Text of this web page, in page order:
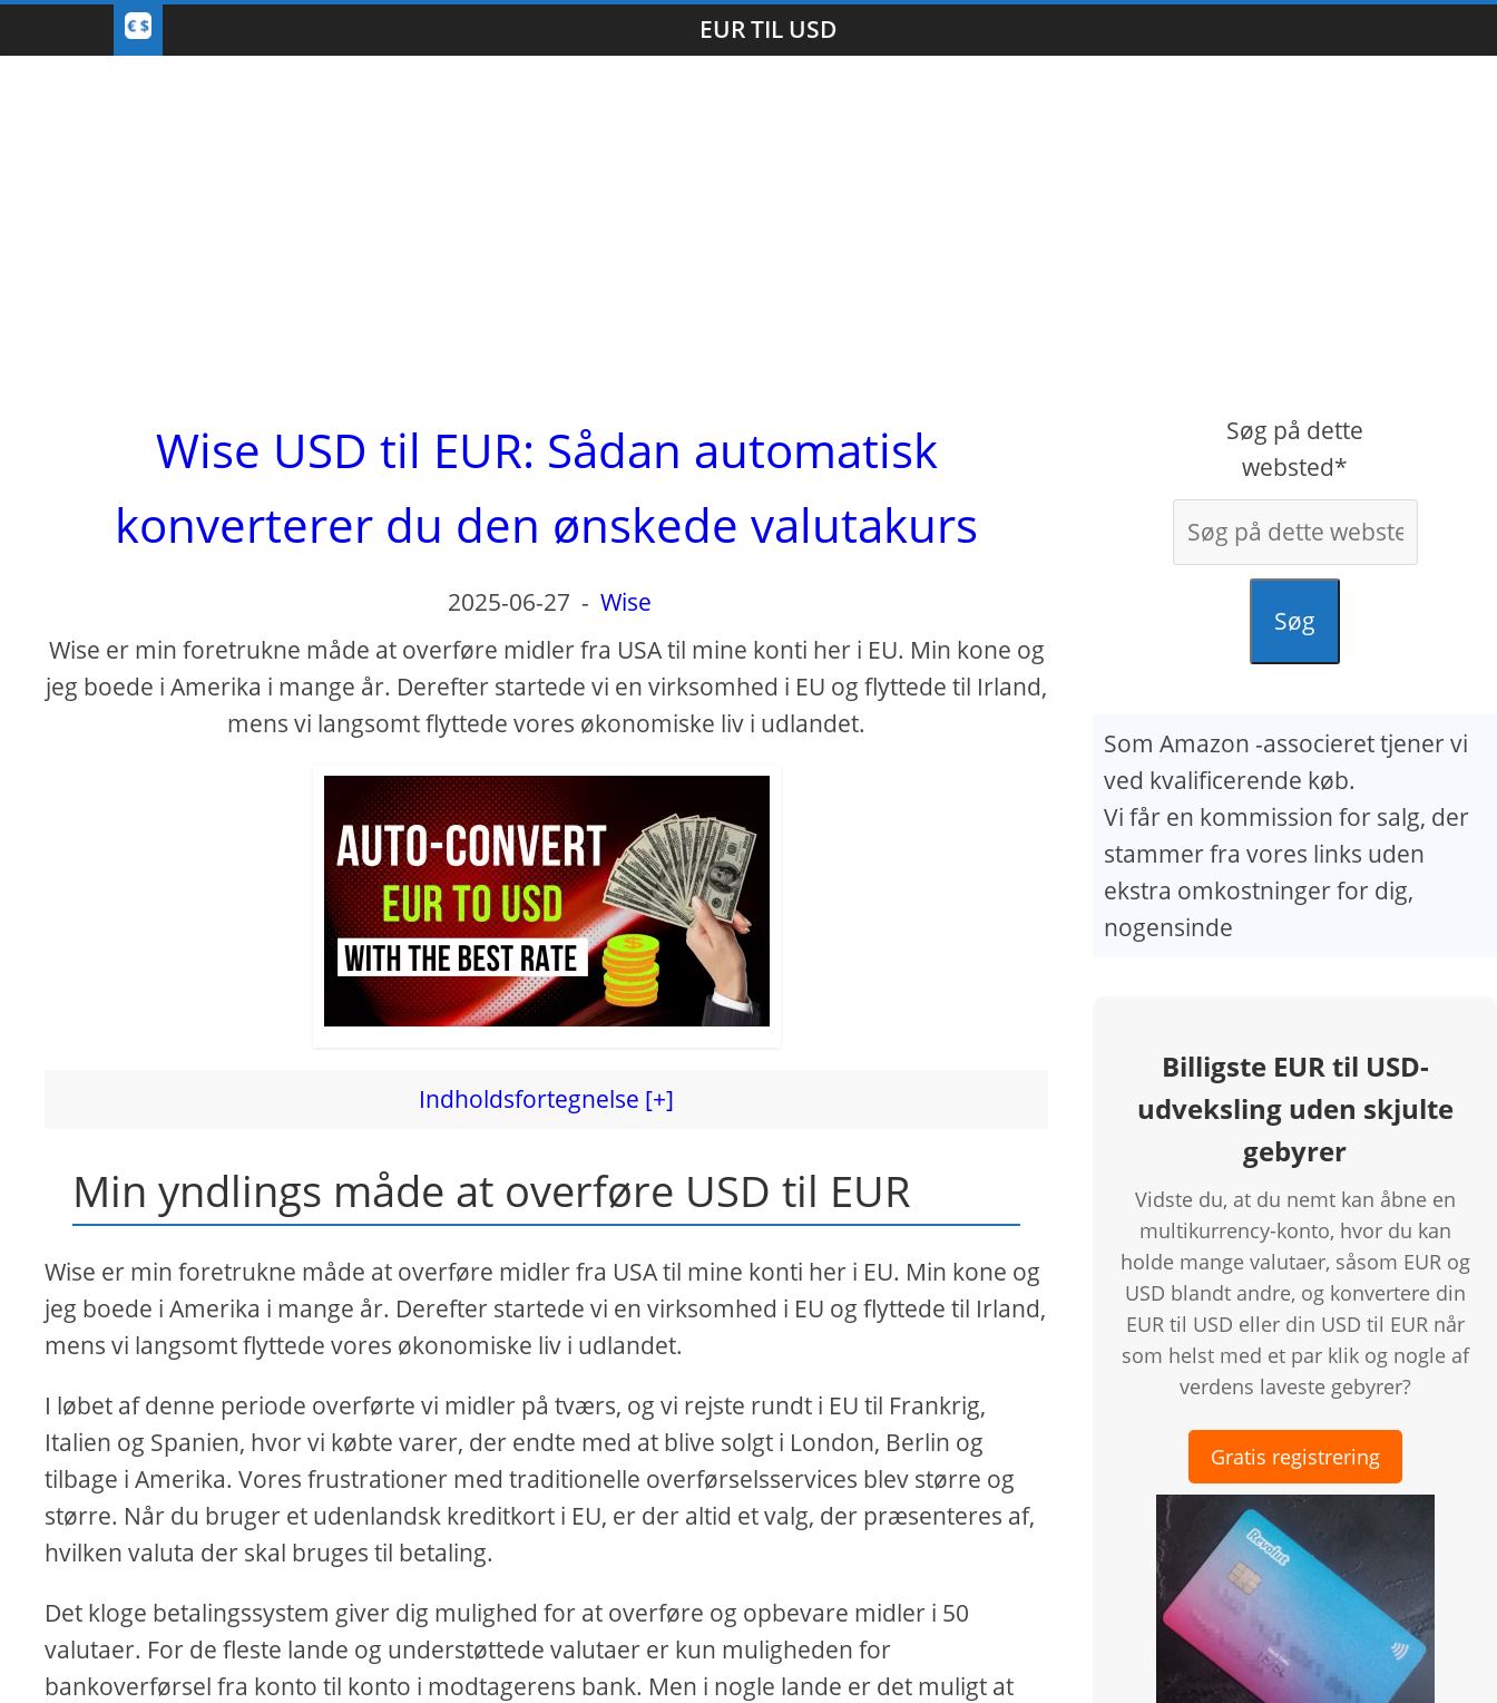
EUR TIL USD
Wise USD til EUR: Sådan automatisk
konverterer du den ønskede valutakurs
2025-06-27 - Wise
Wise er min foretrukne måde at overføre midler fra USA til mine konti her i EU. Min kone og
jeg boede i Amerika i mange år. Derefter startede vi en virksomhed i EU og flyttede til Irland,
mens vi langsomt flyttede vores økonomiske liv i udlandet.
Indholdsfortegnelse [+]
Min yndlings måde at overføre USD til EUR
Wise er min foretrukne måde at overføre midler fra USA til mine konti her i EU. Min kone og
jeg boede i Amerika i mange år. Derefter startede vi en virksomhed i EU og flyttede til Irland,
mens vi langsomt flyttede vores økonomiske liv i udlandet.
I løbet af denne periode overførte vi midler på tværs, og vi rejste rundt i EU til Frankrig,
Italien og Spanien, hvor vi købte varer, der endte med at blive solgt i London, Berlin og
tilbage i Amerika. Vores frustrationer med traditionelle overførselsservices blev større og
større. Når du bruger et udenlandsk kreditkort i EU, er der altid et valg, der præsenteres af,
hvilken valuta der skal bruges til betaling.
Det kloge betalingssystem giver dig mulighed for at overføre og opbevare midler i 50
valutaer. For de fleste lande og understøttede valutaer er kun muligheden for
bankoverførsel fra konto til konto i modtagerens bank. Men i nogle lande er det muligt at
Søg på dette
websted*
Søg
Som Amazon -associeret tjener vi
ved kvalificerende køb.
Vi får en kommission for salg, der
stammer fra vores links uden
ekstra omkostninger for dig,
nogensinde
Billigste EUR til USD-
udveksling uden skjulte
gebyrer
Vidste du, at du nemt kan åbne en
multikurrency-konto, hvor du kan
holde mange valutaer, såsom EUR og
USD blandt andre, og konvertere din
EUR til USD eller din USD til EUR når
som helst med et par klik og nogle af
verdens laveste gebyrer?
Gratis registrering